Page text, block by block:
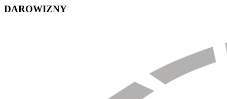
DAROWIZNY